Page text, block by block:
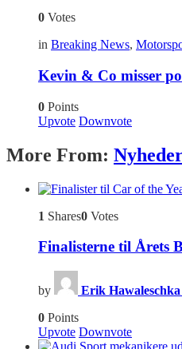
0 Votes
in Breaking News,
Kevin & Co misser
0 Points
Upvote Downvote
More From:
1 Shares0 Votes
Finalisterne til Årets
by Erik Hawaleschka
0 Points
Upvote Downvote